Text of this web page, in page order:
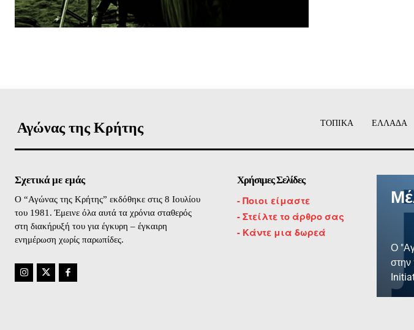
Αγώνας της Κρήτης ΤΟΠΙΚΑ ΕΛΛΑΔΑ
Σχετικά με εμάς
O “Αγώνας της Κρήτης” εκδόθηκε στις 8 Ιουλίου
του 1981. Έμεινε όλα αυτά τα χρόνια σταθερός
στη διακήρυξή του για έγκυρη – έγκαιρη
ενημέρωση χωρίς παρωπίδες.
Χρήσιμες Σελίδες
-Ποιοι είμαστε
- Στείλτε το άρθρο σας
- Κάντε μια δωρεά
Ο